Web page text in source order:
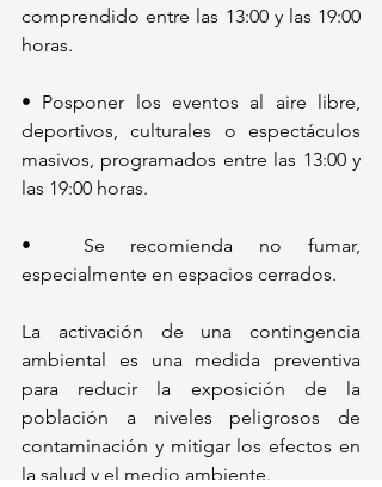
comprendido entre las 13:00 y las 19:00
horas.
• Posponer los eventos al aire libre,
deportivos, culturales o espectáculos
masivos, programados entre las 13:00 y
las 19:00 horas.
•  Se recomienda no fumar,
especialmente en espacios cerrados.
La activación de una contingencia
ambiental es una medida preventiva
para reducir la exposición de la
población a niveles peligrosos de
contaminación y mitigar los efectos en
la salud y el medio ambiente.